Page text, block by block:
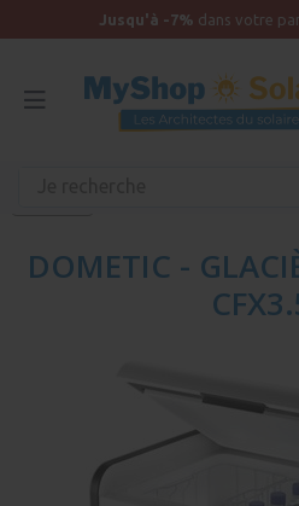
Jusqu'à -7% dans votre
DOMETIC -